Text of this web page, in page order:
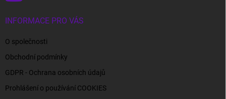
INFORMACE PRO VÁS
O společnosti
Obchodní podmínky
GDPR - Ochrana osobních údajů
Prohlášení o používání COOKIES